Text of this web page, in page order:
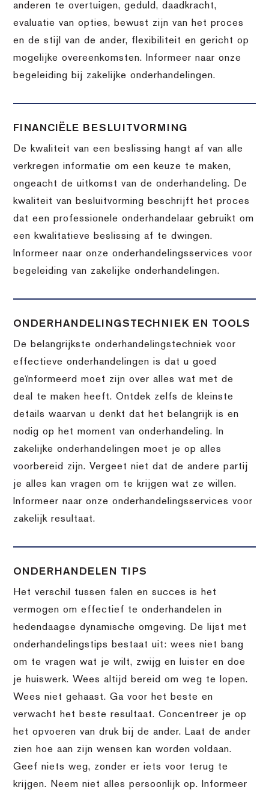
anderen te overtuigen, geduld, daadkracht,
evaluatie van opties, bewust zijn van het proces
en de stijl van de ander, flexibiliteit en gericht op
mogelijke overeenkomsten. Informeer naar onze
begeleiding bij zakelijke onderhandelingen.
FINANCIËLE BESLUITVORMING
De kwaliteit van een beslissing hangt af van alle
verkregen informatie om een keuze te maken,
ongeacht de uitkomst van de onderhandeling. De
kwaliteit van besluitvorming beschrijft het proces
dat een professionele onderhandelaar gebruikt om
een kwalitatieve beslissing af te dwingen.
Informeer naar onze onderhandelingsservices voor
begeleiding van zakelijke onderhandelingen.
ONDERHANDELINGSTECHNIEK EN TOOLS
De belangrijkste onderhandelingstechniek voor
effectieve onderhandelingen is dat u goed
geïnformeerd moet zijn over alles wat met de
deal te maken heeft. Ontdek zelfs de kleinste
details waarvan u denkt dat het belangrijk is en
nodig op het moment van onderhandeling. In
zakelijke onderhandelingen moet je op alles
voorbereid zijn. Vergeet niet dat de andere partij
je alles kan vragen om te krijgen wat ze willen.
Informeer naar onze onderhandelingsservices voor
zakelijk resultaat.
ONDERHANDELEN TIPS
Het verschil tussen falen en succes is het
vermogen om effectief te onderhandelen in
hedendaagse dynamische omgeving. De lijst met
onderhandelingstips bestaat uit: wees niet bang
om te vragen wat je wilt, zwijg en luister en doe
je huiswerk. Wees altijd bereid om weg te lopen.
Wees niet gehaast. Ga voor het beste en
verwacht het beste resultaat. Concentreer je op
het opvoeren van druk bij de ander. Laat de ander
zien hoe aan zijn wensen kan worden voldaan.
Geef niets weg, zonder er iets voor terug te
krijgen. Neem niet alles persoonlijk op. Informeer